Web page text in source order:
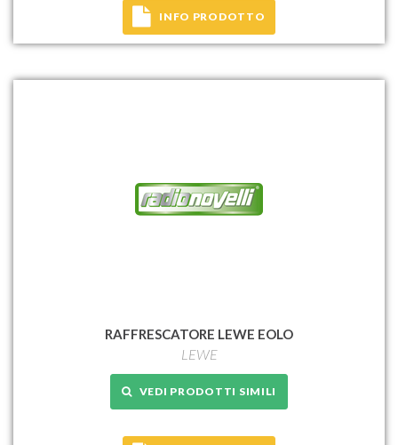
INFO PRODOTTO
RAFFRESCATORE LEWE EOLO
LEWE
VEDI PRODOTTI SIMILI